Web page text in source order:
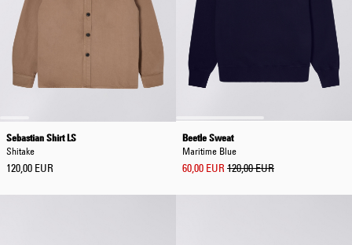
Sebastian Shirt LS
Shitake
120,00 EUR
Beetle Sweat
Maritime Blue
60,00 EUR 120,00 EUR